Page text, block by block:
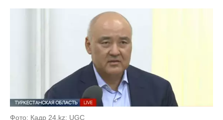
Фото: Кадр 24.kz: UGC